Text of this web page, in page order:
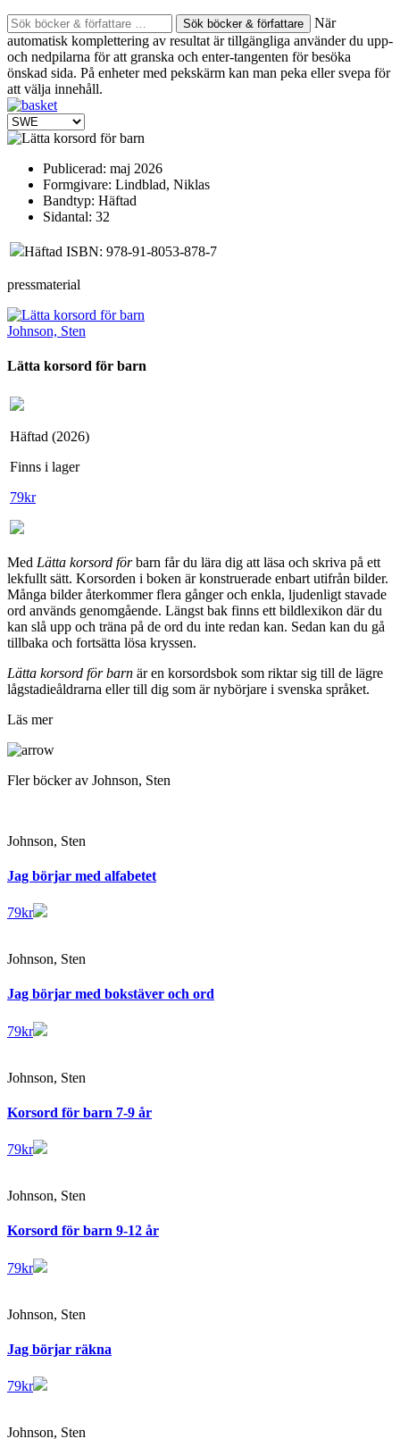
Sök
böcker
&
författare
efter:
När
automatisk komplettering av resultat är tillgängliga använder du upp-
och nedpilarna för att granska och enter-tangenten för besöka
önskad sida. På enheter med pekskärm kan man peka eller svepa för
att välja innehåll.
Publicerad: maj 2026
Formgivare: Lindblad, Niklas
Bandtyp: Häftad
Sidantal: 32
Häftad ISBN: 978-91-8053-878-7
pressmaterial
Johnson, Sten
Lätta korsord för barn
Häftad (2026)
Finns i lager
79kr
Med Lätta korsord förbarn får du lära dig att läsa och skriva på ett
lekfullt sätt. Korsorden i boken är konstruerade enbart utifrån bilder.
Många bilder återkommer flera gånger och enkla, ljudenligt stavade
ord används genomgående. Längst bak finns ett bildlexikon där du
kan slå upp och träna på de ord du inte redan kan. Sedan kan du gå
tillbaka och fortsätta lösa kryssen.
Lätta korsord för barn är en korsordsbok som riktar sig till de lägre
lågstadieåldrarna eller till dig som är nybörjare i svenska språket.
Läs mer
Fler böcker av Johnson, Sten
Johnson, Sten
Jag börjar med alfabetet
79kr
Johnson, Sten
Jag börjar med bokstäver och ord
79kr
Johnson, Sten
Korsord för barn 7-9 år
79kr
Johnson, Sten
Korsord för barn 9-12 år
79kr
Johnson, Sten
Jag börjar räkna
79kr
Johnson, Sten